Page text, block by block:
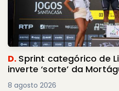
D. Sprint categórico de
inverte ‘sorte’ da
8 agosto 2026